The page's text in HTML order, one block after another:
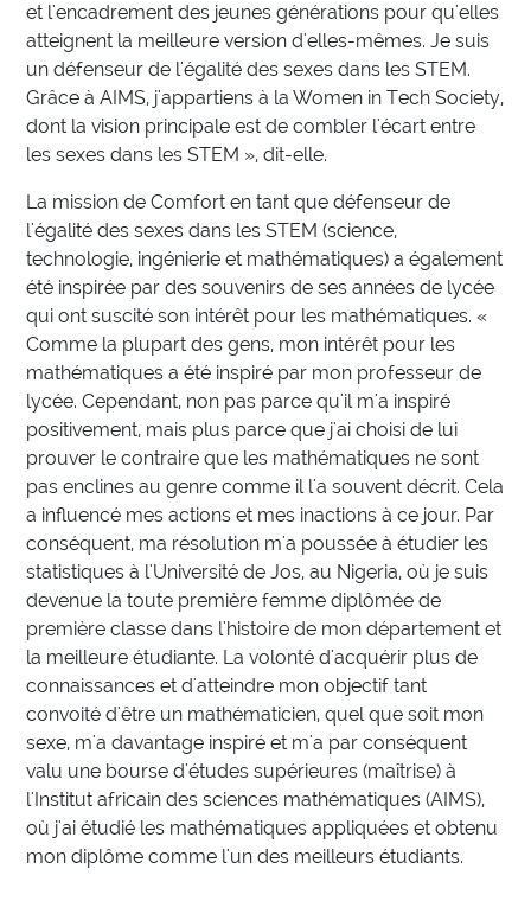
et l'encadrement des jeunes générations pour qu'elles
atteignent la meilleure version d'elles-mêmes. Je suis
un défenseur de l'égalité des sexes dans les STEM.
Grâce à AIMS, j'appartiens à la Women in Tech Society,
dont la vision principale est de combler l'écart entre
les sexes dans les STEM », dit-elle.
La mission de Comfort en tant que défenseur de
l'égalité des sexes dans les STEM (science,
technologie, ingénierie et mathématiques) a également
été inspirée par des souvenirs de ses années de lycée
qui ont suscité son intérêt pour les mathématiques. «
Comme la plupart des gens, mon intérêt pour les
mathématiques a été inspiré par mon professeur de
lycée. Cependant, non pas parce qu'il m'a inspiré
positivement, mais plus parce que j'ai choisi de lui
prouver le contraire que les mathématiques ne sont
pas enclines au genre comme il l'a souvent décrit. Cela
a influencé mes actions et mes inactions à ce jour. Par
conséquent, ma résolution m'a poussée à étudier les
statistiques à l'Université de Jos, au Nigeria, où je suis
devenue la toute première femme diplômée de
première classe dans l'histoire de mon département et
la meilleure étudiante. La volonté d'acquérir plus de
connaissances et d'atteindre mon objectif tant
convoité d'être un mathématicien, quel que soit mon
sexe, m'a davantage inspiré et m'a par conséquent
valu une bourse d'études supérieures (maîtrise) à
l'Institut africain des sciences mathématiques (AIMS),
où j'ai étudié les mathématiques appliquées et obtenu
mon diplôme comme l'un des meilleurs étudiants.